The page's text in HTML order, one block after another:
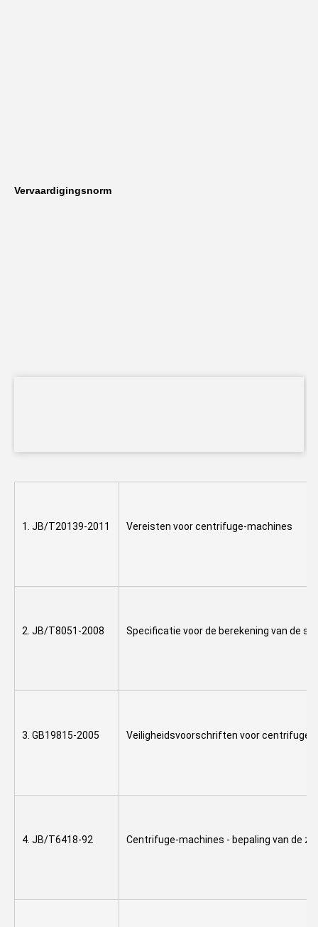
Vervaardigingsnorm
1. JB/T20139-2011 Vereisten voor centrifuge-machines
2. JB/T8051-2008 Specificatie voor de berekening van de
3. GB19815-2005 Veiligheidsvoorschriften voor centrifuges
4. JB/T6418-92 Centrifuge-machines - bepaling van de